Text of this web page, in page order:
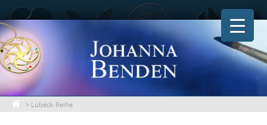
Skip
to
content
> Lübeck-Reihe